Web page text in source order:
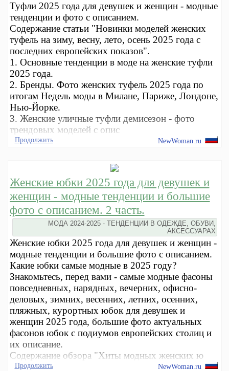
Туфли 2025 года для девушек и женщин - модные
тенденции и фото с описанием.
Содержание статьи "Новинки моделей женских
туфель на зиму, весну, лето, осень 2025 года с
последних европейских показов".
1. Основные тенденции в моде на женские туфли
2025 года.
2. Бренды. Фото женских туфель 2025 года по
итогам Недель моды в Милане, Париже, Лондоне,
Нью-Йорке.
3. Женские уличные туфли демисезон - фото
трендовых моделей с опис
Продолжить NewWoman.ru
Женские юбки 2025 года для девушек и
женщин - модные тенденции и большие
фото с описанием. 2 часть.
МОДА 2024-2025 - ТЕНДЕНЦИИ В ОДЕЖДЕ, ОБУВИ,
АКСЕССУАРАХ
Женские юбки 2025 года для девушек и женщин -
модные тенденции и большие фото с описанием.
Какие юбки самые модные в 2025 году?
Знакомьтесь, перед вами - самые модные фасоны
повседневных, нарядных, вечерних, офисно-
деловых, зимних, весенних, летних, осенних,
пляжных, курортных юбок для девушек и
женщин 2025 года, большие фото актуальных
фасонов юбок с подиумов европейских столиц и
их описание.
Содержание обзора "Хиты модных женских ю
Продолжить NewWoman.ru